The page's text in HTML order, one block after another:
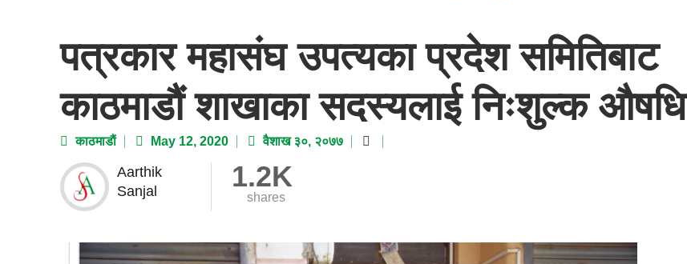
पत्रकार महासंघ उपत्यका प्रदेश समितिबाट
काठमाडौं शाखाका सदस्यलाई निःशुल्क औषधि
काठमाडाैं May 12, 2020 वैशाख ३०, २०७७
Aarthik
Sanjal
1.2K
shares